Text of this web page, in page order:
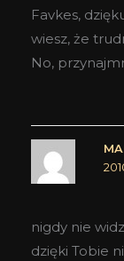
Favkes,
wiesz, że
No,
nigdy nie
dzięki Tobie